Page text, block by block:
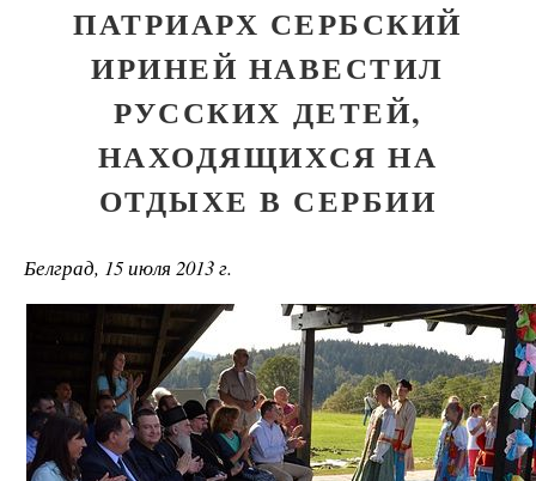
ПАТРИАРХ СЕРБСКИЙ
ИРИНЕЙ НАВЕСТИЛ
РУССКИХ ДЕТЕЙ,
НАХОДЯЩИХСЯ НА
ОТДЫХЕ В СЕРБИИ
Белград, 15 июля 2013 г.